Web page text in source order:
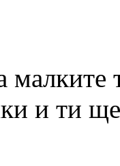
малките
и ти